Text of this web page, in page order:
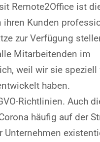
Remote2Office ist
ihren Kunden
zur Verfügung
Mitarbeitenden im
weil wir sie speziell
haben.
Richtlinien. Auch
häufig auf der
Unternehmen